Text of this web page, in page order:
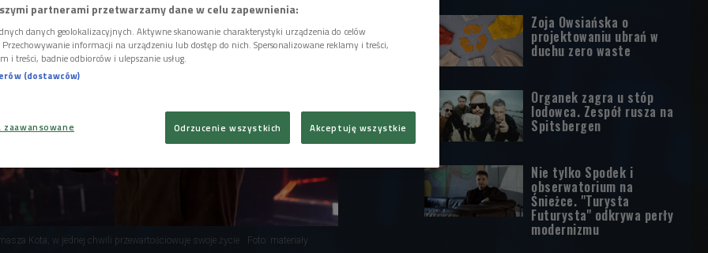
Kota, w jednej chwili przewartościowuje swoje życie
Foto: materiały
Zoja Owsiańska o
projektowaniu ubrań w
duchu zero waste
Organek zagra u stóp
lodowca. Zespół rusza na
Spitsbergen
Nie tylko Spodek i
obserwatorium na
Śnieżce. "Turysta
Futurysta" odkrywa perły
modernizmu
partnerami przetwarzamy dane w celu zapewnienia:
danych geolokalizacyjnych. Aktywne skanowanie charakterystyki urządzenia do celów
informacji na urządzeniu lub dostęp do nich. Spersonalizowane reklamy i treści,
i treści, badnie odbiorców i ulepszanie usług.
(dostawców)
Odrzucenie wszystkich Akceptuję wszystkie